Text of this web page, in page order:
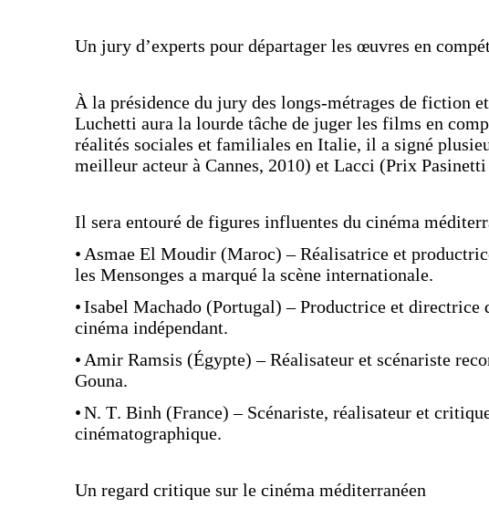
Un jury d’experts pour départager les œuvres en
À la présidence du jury des longs-métrages de fiction
Luchetti aura la lourde tâche de juger les films en
réalités sociales et familiales en Italie, il a signé
meilleur acteur à Cannes, 2010) et Lacci (Prix
Il sera entouré de figures influentes du cinéma
• Asmae El Moudir (Maroc) – Réalisatrice et
les Mensonges a marqué la scène internationale.
•Isabel Machado (Portugal) – Productrice et
cinéma indépendant.
• Amir Ramsis (Égypte) – Réalisateur et scénariste
Gouna.
•N. T. Binh (France) – Scénariste, réalisateur et
cinématographique.
Un regard critique sur le cinéma méditerranéen